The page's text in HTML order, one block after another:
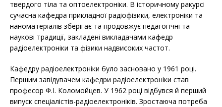
твердого тіла та оптоелектроніки. В історичному ракурсі
сучасна кафедра прикладної радіофізики, електроніки та
наноматеріалів зберігає та продовжує педагогічні та
наукові традиції, закладені викладачами кафедр
радіоелектроніки та фізики надвисоких частот.
Кафедру радіоелектроніки було засновано у 1961 році.
Першим завідувачем кафедри радіоелектроніки став
професор Ф.І. Коломойцев. У 1962 році відбувся й перший
випуск спеціалістів-радіоелектроніків. Зростаюча потреба